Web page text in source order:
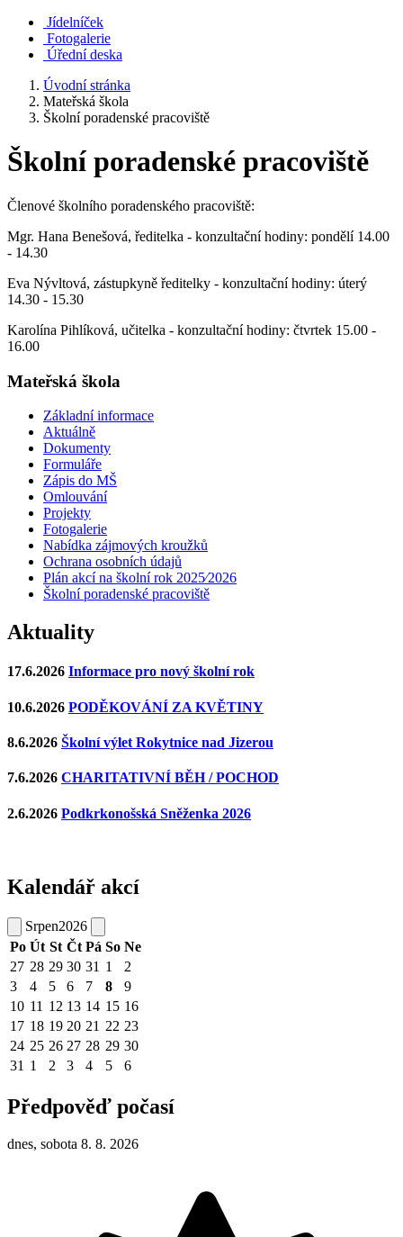
Jídelníček
Fotogalerie
Úřední deska
Úvodní stránka
Mateřská škola
Školní poradenské pracoviště
Školní poradenské pracoviště
Členové školního poradenského pracoviště:
Mgr. Hana Benešová, ředitelka - konzultační hodiny: pondělí 14.00
- 14.30
Eva Nývltová, zástupkyně ředitelky - konzultační hodiny: úterý
14.30 - 15.30
Karolína Pihlíková, učitelka - konzultační hodiny: čtvrtek 15.00 -
16.00
Mateřská škola
Základní informace
Aktuálně
Dokumenty
Formuláře
Zápis do MŠ
Omlouvání
Projekty
Fotogalerie
Nabídka zájmových kroužků
Ochrana osobních údajů
Plán akcí na školní rok 2025⁄2026
Školní poradenské pracoviště
Aktuality
17.6.2026 Informace pro nový školní rok
10.6.2026 PODĚKOVÁNÍ ZA KVĚTINY
8.6.2026 Školní výlet Rokytnice nad Jizerou
7.6.2026 CHARITATIVNÍ BĚH / POCHOD
2.6.2026 Podkrkonošská Sněženka 2026
Kalendář akcí
Srpen2026
Po Út St Čt Pá So Ne
27 28 29 30 31 1
2
3
4 5 6 7 8
9
10 11 12 13 14 15 16
17 18 19 20 21 22 23
24 25 26 27 28 29 30
31 1 2 3 4 5 6
Předpověď počasí
dnes, sobota 8. 8. 2026